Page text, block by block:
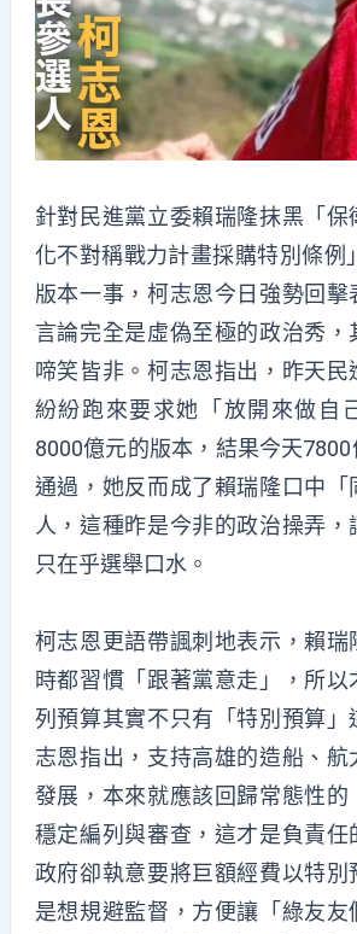
針對民進黨立委賴瑞隆抹黑「保
化不對稱戰力計畫採購特別條例
版本一事，柯志恩今日強勢回擊
言論完全是虛偽至極的政治秀，
啼笑皆非。柯志恩指出，昨天民
紛紛跑來要求她「放開來做自
8000億元的版本，結果今天7800
通過，她反而成了賴瑞隆口中「
人，這種昨是今非的政治操弄，
只在乎選舉口水。
柯志恩更語帶諷刺地表示，賴瑞
時都習慣「跟著黨意走」，所以
列預算其實不只有「特別預算」
志恩指出，支持高雄的造船、航
發展，本來就應該回歸常態性的
穩定編列與審查，這才是負責任
政府卻執意要將巨額經費以特別
是想規避監督，方便讓「綠友友